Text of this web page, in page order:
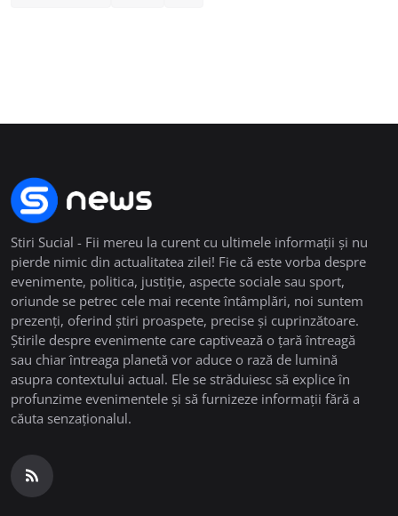
Stiri Sucial - Fii mereu la curent cu ultimele informații și nu
pierde nimic din actualitatea zilei! Fie că este vorba despre
evenimente, politica, justiție, aspecte sociale sau sport,
oriunde se petrec cele mai recente întâmplări, noi suntem
prezenți, oferind știri proaspete, precise și cuprinzătoare.
Știrile despre evenimente care captivează o țară întreagă
sau chiar întreaga planetă vor aduce o rază de lumină
asupra contextului actual. Ele se străduiesc să explice în
profunzime evenimentele și să furnizeze informații fără a
căuta senzaționalul.